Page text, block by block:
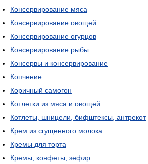
Консервирование мяса
Консервирование овощей
Консервирование огурцов
Консервирование рыбы
Консервы и консервирование
Копчение
Коричный самогон
Котлетки из мяса и овощей
Котлеты, шницели, бифштексы, антрекот
Крем из сгущенного молока
Кремы для торта
Кремы, конфеты, зефир